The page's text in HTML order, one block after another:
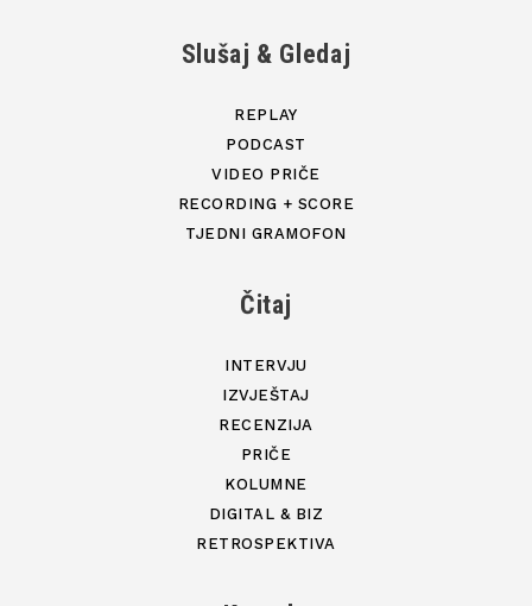
Slušaj & Gledaj
REPLAY
PODCAST
VIDEO PRIČE
RECORDING + SCORE
TJEDNI GRAMOFON
Čitaj
INTERVJU
IZVJEŠTAJ
RECENZIJA
PRIČE
KOLUMNE
DIGITAL & BIZ
RETROSPEKTIVA